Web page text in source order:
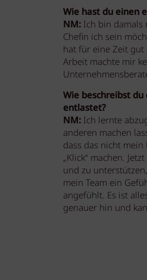
Wie hast du einen
NM:Ich bin damals
Chefin ich sein
hat für eine Zeit
Arbeit machte mir
Wie beschreibst
entlastet?
NM:Ich lernte
anderen machen
dass das nicht
„Klick“ machen.
und zu
mein Team ein
angefühlt. Es ist
genauer hin und